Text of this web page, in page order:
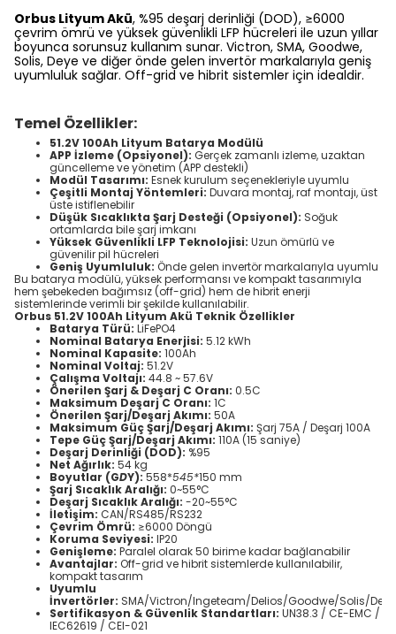
Orbus Lityum Akü, %95 deşarj derinliği (DOD), ≥6000
çevrim ömrü ve yüksek güvenlikli LFP hücreleri ile uzun yıllar
boyunca sorunsuz kullanım sunar. Victron, SMA, Goodwe,
Solis, Deye ve diğer önde gelen invertör markalarıyla geniş
uyumluluk sağlar. Off-grid ve hibrit sistemler için idealdir.
Temel Özellikler:
51.2V 100Ah Lityum Batarya Modülü
APP İzleme (Opsiyonel): Gerçek zamanlı izleme, uzaktan
güncelleme ve yönetim (APP destekli)
Modül Tasarımı: Esnek kurulum seçenekleriyle uyumlu
Çeşitli Montaj Yöntemleri: Duvara montaj, raf montajı, üst
üste istiflenebilir
Düşük Sıcaklıkta Şarj Desteği (Opsiyonel): Soğuk
ortamlarda bile şarj imkanı
Yüksek Güvenlikli LFP Teknolojisi: Uzun ömürlü ve
güvenilir pil hücreleri
Geniş Uyumluluk: Önde gelen invertör markalarıyla uyumlu
Bu batarya modülü, yüksek performansı ve kompakt tasarımıyla
hem şebekeden bağımsız (off-grid) hem de hibrit enerji
sistemlerinde verimli bir şekilde kullanılabilir.
Orbus 51.2V 100Ah Lityum Akü Teknik Özellikler
Batarya Türü: LiFePO4
Nominal Batarya Enerjisi: 5.12 kWh
Nominal Kapasite: 100Ah
Nominal Voltaj: 51.2V
Çalışma Voltajı: 44.8 ~ 57.6V
Önerilen Şarj & Deşarj C Oranı: 0.5C
Maksimum Deşarj C Oranı: 1C
Önerilen Şarj/Deşarj Akımı: 50A
Maksimum Güç Şarj/Deşarj Akımı: Şarj 75A / Deşarj 100A
Tepe Güç Şarj/Deşarj Akımı: 110A (15 saniye)
Deşarj Derinliği (DOD): %95
Net Ağırlık: 54 kg
Boyutlar (GDY): 558*545*150 mm
Şarj Sıcaklık Aralığı: 0~55°C
Deşarj Sıcaklık Aralığı: -20~55°C
İletişim: CAN/RS485/RS232
Çevrim Ömrü: ≥6000 Döngü
Koruma Seviyesi: IP20
Genişleme: Paralel olarak 50 birime kadar bağlanabilir
Avantajlar: Off-grid ve hibrit sistemlerde kullanılabilir,
kompakt tasarım
Uyumlu
İnvertörler: SMA/Victron/Ingeteam/Delios/Goodwe/Solis/
Sertifikasyon & Güvenlik Standartları: UN38.3 / CE-EMC /
IEC62619 / CEI-021